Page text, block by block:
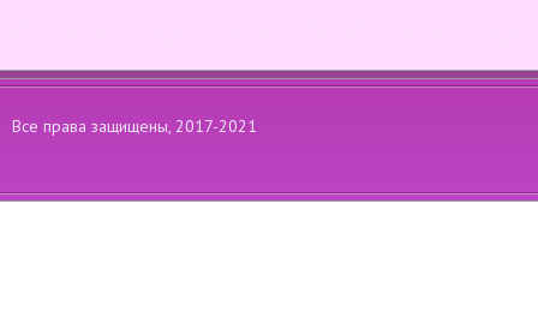
Все права защищены, 2017-2021